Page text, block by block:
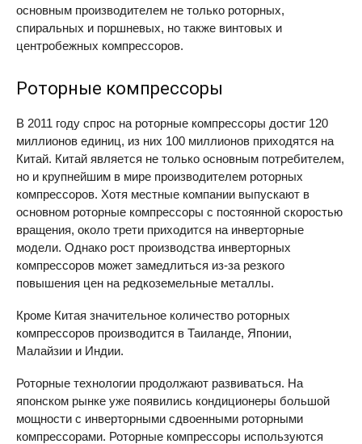
основным производителем не только роторных,
спиральных и поршневых, но также винтовых и
центробежных компрессоров.
Роторные компрессоры
В 2011 году спрос на роторные компрессоры достиг 120
миллионов единиц, из них 100 миллионов приходятся на
Китай. Китай является не только основным потребителем,
но и крупнейшим в мире производителем роторных
компрессоров. Хотя местные компании выпускают в
основном роторные компрессоры с постоянной скоростью
вращения, около трети приходится на инверторные
модели. Однако рост производства инверторных
компрессоров может замедлиться из-за резкого
повышения цен на редкоземельные металлы.
Кроме Китая значительное количество роторных
компрессоров производится в Таиланде, Японии,
Малайзии и Индии.
Роторные технологии продолжают развиваться. На
японском рынке уже появились кондиционеры большой
мощности с инверторными сдвоенными роторными
компрессорами. Роторные компрессоры используются